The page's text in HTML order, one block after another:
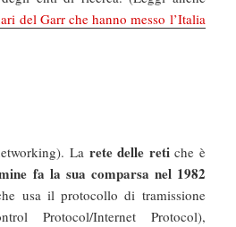
del Garr che hanno messo l’Italia
La rete delle retiche è
fa la sua comparsa nel 1982
usa il protocollo di tramissione
Protocol/Internet Protocol),